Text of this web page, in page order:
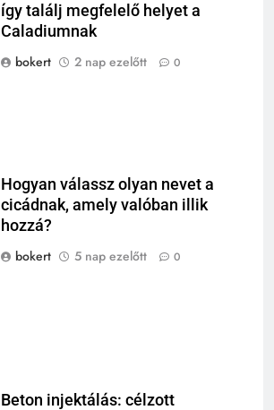
így találj megfelelő helyet a
Caladiumnak
bokert
2 nap ezelőtt 0
Hogyan válassz olyan nevet a
cicádnak, amely valóban illik
hozzá?
bokert
5 nap ezelőtt 0
Beton injektálás: célzott